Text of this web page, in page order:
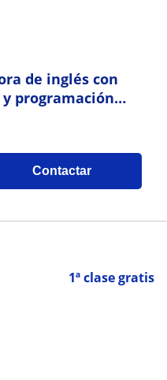
de inglés con
programación
Contactar
1ª clase gratis